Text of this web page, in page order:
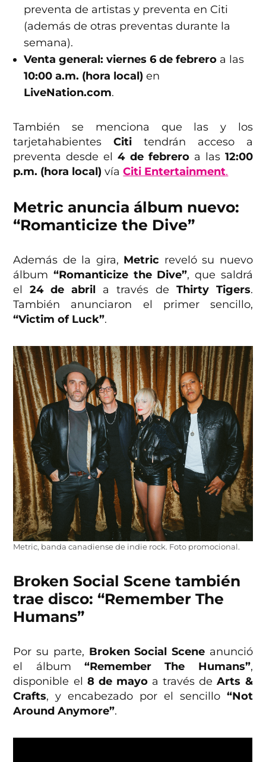
preventa de artistas y preventa en Citi
(además de otras preventas durante la
semana).
Venta general: viernes 6 de febrero a las
10:00 a.m. (hora local) en
LiveNation.com.
También se menciona que las y los
tarjetahabientesCiti tendrán acceso a
preventa desde el4 de febreroa las 12:00
p.m. (hora local) víaCiti Entertainment.
Metric anuncia álbum nuevo:
“Romanticize the Dive”
Además de la gira, Metric reveló su nuevo
álbum“Romanticize the Dive”, que saldrá
el24 de abril a través de Thirty Tigers.
También anunciaron el primer sencillo,
“Victim of Luck”.
Metric, banda canadiense de indie rock. Foto promocional.
Broken Social Scene también
trae disco: “Remember The
Humans”
Por su parte, Broken Social Sceneanunció
el álbum “Remember The Humans”,
disponible el 8 de mayoa través deArts &
Crafts, y encabezado por el sencillo “Not
Around Anymore”.